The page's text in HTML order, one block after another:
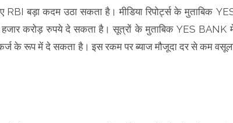
बड़ा कदम उठा सकता है। मीडिया रिपोर्ट्स के मुताबिक
करोड़ रुपये दे सकता है। सूत्रों के मुताबिक YES BANK
रूप में दे सकता है। इस रकम पर ब्याज मौजूदा दर से कम